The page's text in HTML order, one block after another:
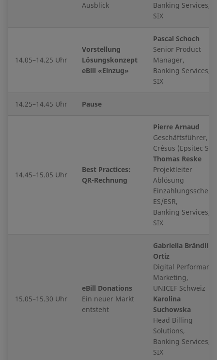
Ausblick
Banking Services,
SIX
14.05–14.25 Uhr
Vorstellung
Lösungskonzept
eBill «Einzug»
Pascal Schoch
Senior Product
Manager,
Banking Services,
SIX
14.25–14.45 Uhr Pause
14.45–15.05 Uhr
Best Practices:
QR-Rechnung
Pierre Arnaud
Geschäftsführer,
Crésus (Epsitec SA)
Thomas Reske
Projektleiter
Ablösung
ES/ESR,
Banking Services,
SIX
15.05–15.30 Uhr
eBill Donations
Ein neuer Markt
entsteht
Gabriella Brändli
Ortiz
Digital
Marketing,
UNICEF Schweiz
Karolina
Suchowska
Head Billing
Solutions,
Banking Services,
SIX